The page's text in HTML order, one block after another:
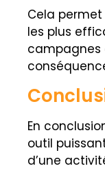
Cela
les plus
campagnes
En
outil
d’une